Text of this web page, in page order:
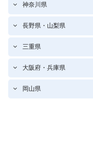
神奈川県
長野県・山梨県
三重県
大阪府・兵庫県
岡山県